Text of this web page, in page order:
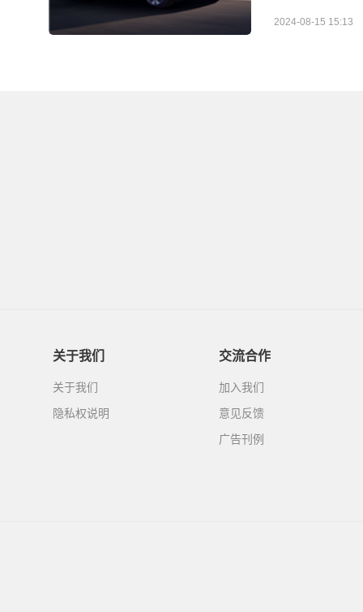
2024-08-15 15:13
关于我们
关于我们
隐私权说明
交流合作
加入我们
意见反馈
广告刊例